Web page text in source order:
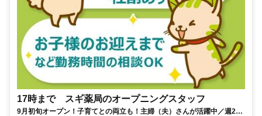
17時まで スギ薬局のオープニングスタッフ
9月初旬オープン！子育てとの両立も！主婦（夫）さんが活躍中／週2日